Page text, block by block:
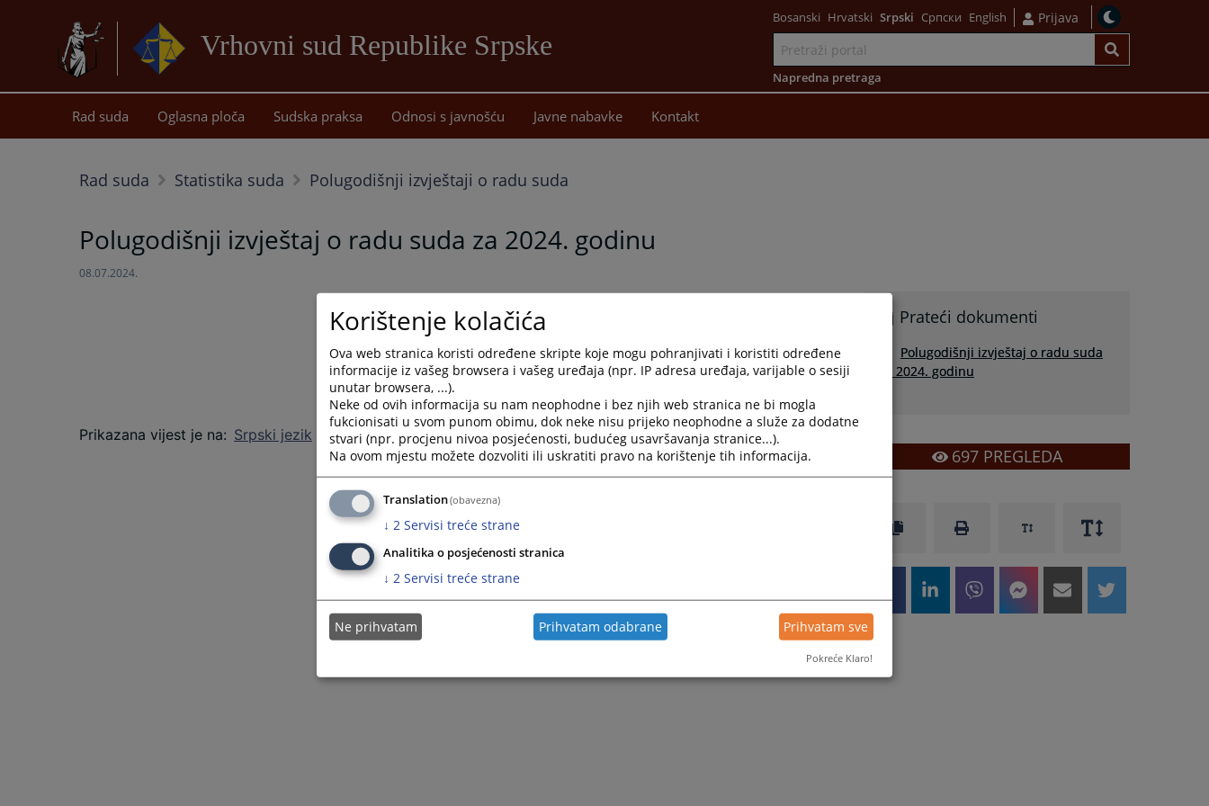
Vrhovni sud Republike Srpske
sadržaj
Bosanski Hrvatski Srpski Српски English Prijava
Napredna pretraga
Rad suda Oglasna ploča Sudska praksa Odnosi s javnošću Javne nabavke Kontakt
Rad suda Statistika suda Polugodišnji izvještaji o radu suda
Polugodišnji izvještaj o radu suda za 2024. godinu
08.07.2024.
Prikazana vijest je na: Srpski jezik
Prateći dokumenti
Polugodišnji izvještaj o radu suda
za 2024. godinu
697PREGLEDA
Korištenje kolačića
Ova web stranica koristi određene skripte koje mogu pohranjivati i koristiti određene
informacije iz vašeg browsera i vašeg uređaja (npr. IP adresa uređaja, varijable o sesiji
unutar browsera, ...).
Neke od ovih informacija su nam neophodne i bez njih web stranica ne bi mogla
fukcionisati u svom punom obimu, dok neke nisu prijeko neophodne a služe za dodatne
stvari (npr. procjenu nivoa posjećenosti, budućeg usavršavanja stranice...).
Na ovom mjestu možete dozvoliti ili uskratiti pravo na korištenje tih informacija.
Translation(obavezna)
↓ 2 Servisi treće strane
Analitika o posjećenosti stranica
↓ 2 Servisi treće strane
Ne prihvatam Prihvatam odabrane Prihvatam sve
Pokreće Klaro!